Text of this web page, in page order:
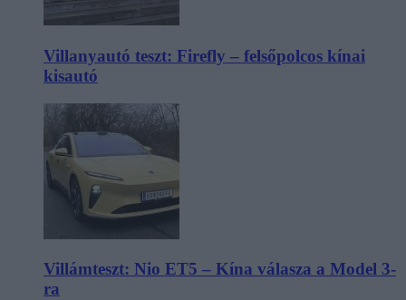
Villanyautó teszt: Firefly – felsőpolcos kínai
kisautó
Villámteszt: Nio ET5 – Kína válasza a Model 3-
ra